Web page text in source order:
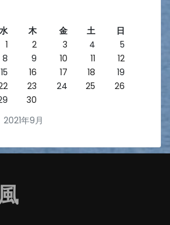
2021年9月
水 木 金 土
日
1
2 3 4
5
8 9 10 11
12
15 16 17 18
19
23 24 25
26
30